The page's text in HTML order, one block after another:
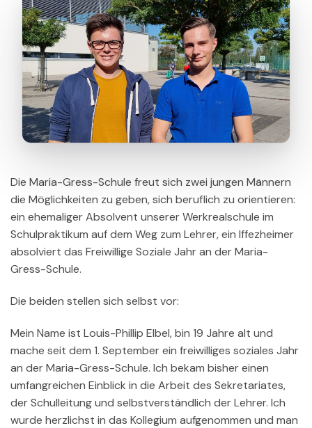
Die Maria-Gress-Schule freut sich zwei jungen Männern
die Möglichkeiten zu geben, sich beruflich zu orientieren:
ein ehemaliger Absolvent unserer Werkrealschule im
Schulpraktikum auf dem Weg zum Lehrer, ein Iffezheimer
absolviert das Freiwillige Soziale Jahr an der Maria-
Gress-Schule.
Die beiden stellen sich selbst vor:
Mein Name ist Louis-Phillip Elbel, bin 19 Jahre alt und
mache seit dem 1. September ein freiwilliges soziales Jahr
an der Maria-Gress-Schule. Ich bekam bisher einen
umfangreichen Einblick in die Arbeit des Sekretariates,
der Schulleitung und selbstverständlich der Lehrer. Ich
wurde herzlichst in das Kollegium aufgenommen und man